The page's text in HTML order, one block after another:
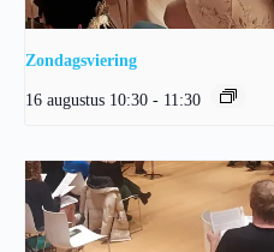
Zondagsviering
16 augustus 10:30 - 11:30